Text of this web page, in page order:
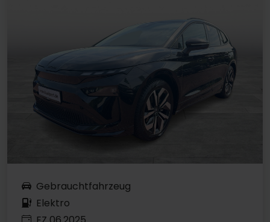
Gebrauchtfahrzeug
Elektro